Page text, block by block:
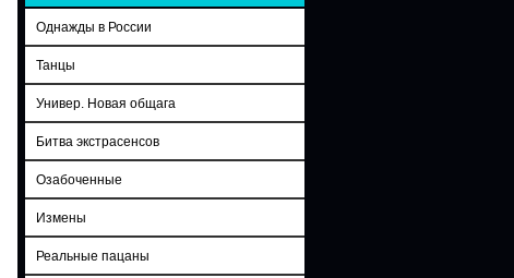
Однажды в России
Танцы
Универ. Новая общага
Битва экстрасенсов
Озабоченные
Измены
Реальные пацаны